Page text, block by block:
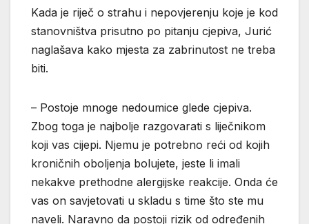
Kada je riječ o strahu i nepovjerenju koje je kod
stanovništva prisutno po pitanju cjepiva, Jurić
naglašava kako mjesta za zabrinutost ne treba
biti.
– Postoje mnoge nedoumice glede cjepiva.
Zbog toga je najbolje razgovarati s liječnikom
koji vas cijepi. Njemu je potrebno reći od kojih
kroničnih oboljenja bolujete, jeste li imali
nekakve prethodne alergijske reakcije. Onda će
vas on savjetovati u skladu s time što ste mu
naveli. Naravno da postoji rizik od određenih